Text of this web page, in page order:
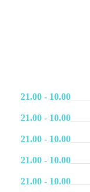
10.00 - 21.00
10.00 - 21.00
10.00 - 21.00
10.00 - 21.00
10.00 - 21.00